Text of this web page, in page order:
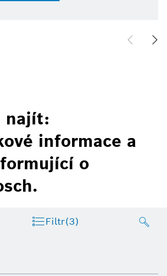
najít:
informace a
o
Filtr(3)